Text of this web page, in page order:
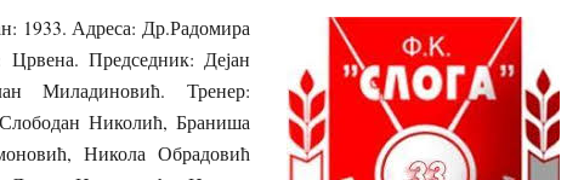
1933. Адреса: Др.Радомира
Председник: Дејан
Миладиновић. Тренер:
Николић, Браниша
Никола Обрадовић